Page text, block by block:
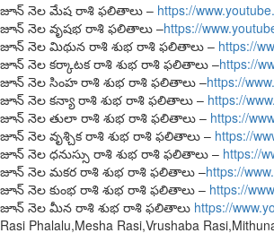
జూన్ నెల మేష రాశి ఫలితాలు – https://
జూన్ నెల వృషభ రాశి ఫలితాలు –https://
జూన్ నెల మిథున రాశి శుభ రాశి ఫలితాలు – https://
జూన్ నెల కర్కాటక రాశి శుభ రాశి ఫలితాలు –https://
జూన్ నెల సింహ రాశి శుభ రాశి ఫలితాలు –https://
జూన్ నెల కన్యా రాశి శుభ రాశి ఫలితాలు – https://
జూన్ నెల తులా రాశి శుభ రాశి ఫలితాలు – https://
జూన్ నెల వృశ్చిక రాశి శుభ రాశి ఫలితాలు – https://
జూన్ నెల ధనుస్సు రాశి శుభ రాశి ఫలితాలు – https://
జూన్ నెల మకర రాశి శుభ రాశి ఫలితాలు –https://
జూన్ నెల కుంభ రాశి శుభ రాశి ఫలితాలు – https://
జూన్ నెల మీన రాశి శుభ రాశి ఫలితాలు https://
Rasi Phalalu,Mesha Rasi,Vrushaba